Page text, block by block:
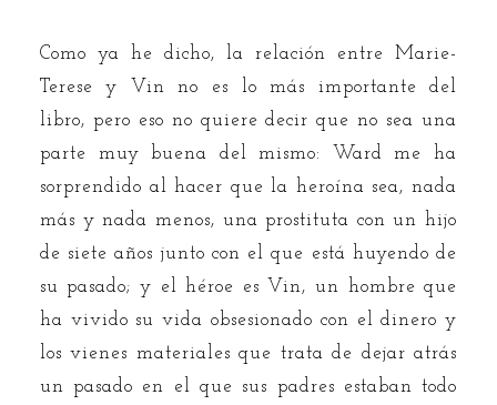
Como ya he dicho, la relación entre Marie-
Terese y Vin no es lo más importante del
libro, pero eso no quiere decir que no sea una
parte muy buena del mismo: Ward me ha
sorprendido al hacer que la heroína sea, nada
más y nada menos, una prostituta con un hijo
de siete años junto con el que está huyendo de
su pasado; y el héroe es Vin, un hombre que
ha vivido su vida obsesionado con el dinero y
los vienes materiales que trata de dejar atrás
un pasado en el que sus padres estaban todo